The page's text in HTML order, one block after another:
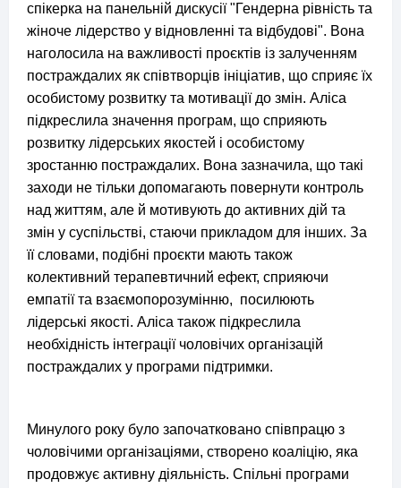
спікерка на панельній дискусії "Гендерна рівність та
жіноче лідерство у відновленні та відбудові". Вона
наголосила на важливості проєктів із залученням
постраждалих як співтворців ініціатив, що сприяє їх
особистому розвитку та мотивації до змін. Аліса
підкреслила значення програм, що сприяють
розвитку лідерських якостей і особистому
зростанню постраждалих. Вона зазначила, що такі
заходи не тільки допомагають повернути контроль
над життям, але й мотивують до активних дій та
змін у суспільстві, стаючи прикладом для інших. За
її словами, подібні проєкти мають також
колективний терапевтичний ефект, сприяючи
емпатії та взаємопорозумінню, посилюють
лідерські якості. Аліса також підкреслила
необхідність інтеграції чоловічих організацій
постраждалих у програми підтримки.
Минулого року було започатковано співпрацю з
чоловічими організаціями, створено коаліцію, яка
продовжує активну діяльність. Спільні програми